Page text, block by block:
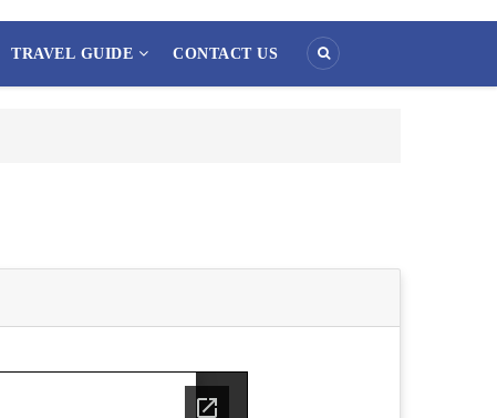
TRAVEL GUIDE CONTACT US